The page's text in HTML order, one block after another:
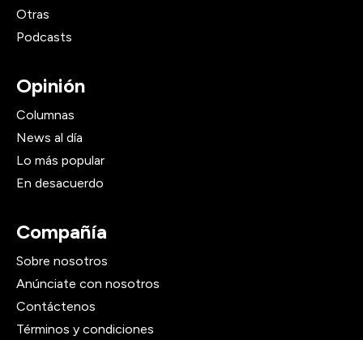
Otras
Podcasts
Opinión
Columnas
News al día
Lo más popular
En desacuerdo
Compañía
Sobre nosotros
Anúnciate con nosotros
Contáctenos
Términos y condiciones